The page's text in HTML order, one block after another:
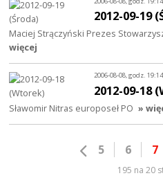
2012-09-19
Maciej Strączyński Prezes
więcej
2006-08-08, godz. 19:14
2012-09-18
Sławomir Nitras europoseł PO »
5 6 7
195 na 20